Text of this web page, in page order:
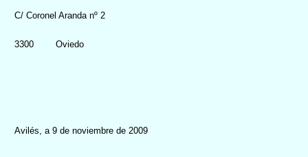
C/ Coronel Aranda nº 2
3300 Oviedo
Avilés, a 9 de noviembre de 2009